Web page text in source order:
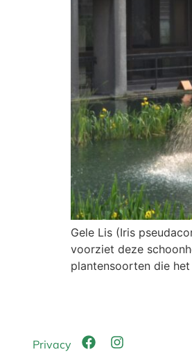
Gele Lis (Iris
voorziet deze
plantensoorten die
Privacy